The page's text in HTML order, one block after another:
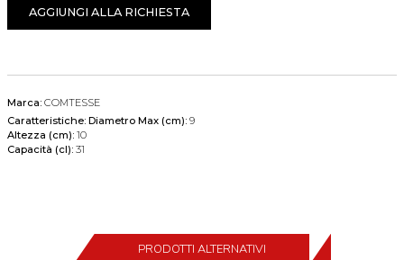
AGGIUNGI ALLA RICHIESTA
Marca: COMTESSE
Caratteristiche: Diametro Max (cm): 9
Altezza (cm): 10
Capacità (cl): 31
PRODOTTI ALTERNATIVI